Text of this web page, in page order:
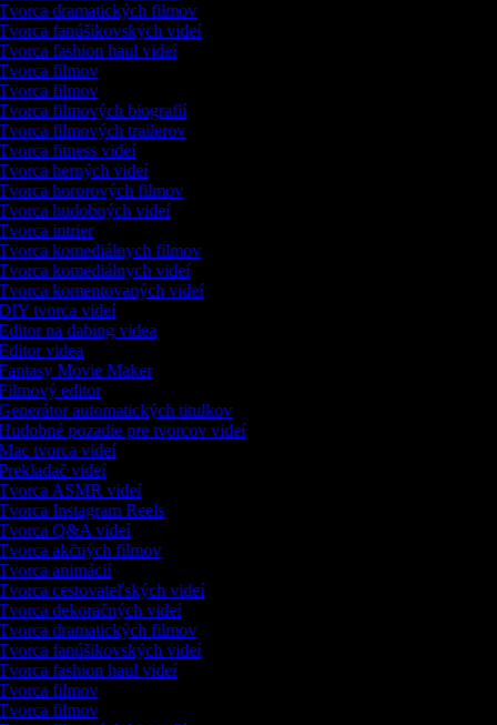
dramatických filmov
fanúšikovských videí
fashion haul videí
filmov
filmov
filmových biografií
filmových trailerov
fitness videí
herných videí
hororových filmov
hudobných videí
intrier
komediálnych filmov
komediálnych videí
komentovaných videí
tvorca videí
na dabing videa
videa
Movie Maker
editor
automatických titulkov
pozadie pre tvorcov videí
tvorca videí
videí
ASMR videí
Instagram Reels
Q&A videí
akčných filmov
animácií
cestovateľských videí
dekoračných videí
dramatických filmov
fanúšikovských videí
fashion haul videí
filmov
filmov